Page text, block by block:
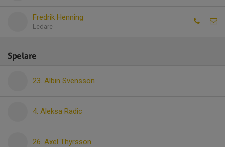
Fredrik Henning
Ledare
Spelare
23. Albin Svensson
4. Aleksa Radic
26. Axel Thyrsson